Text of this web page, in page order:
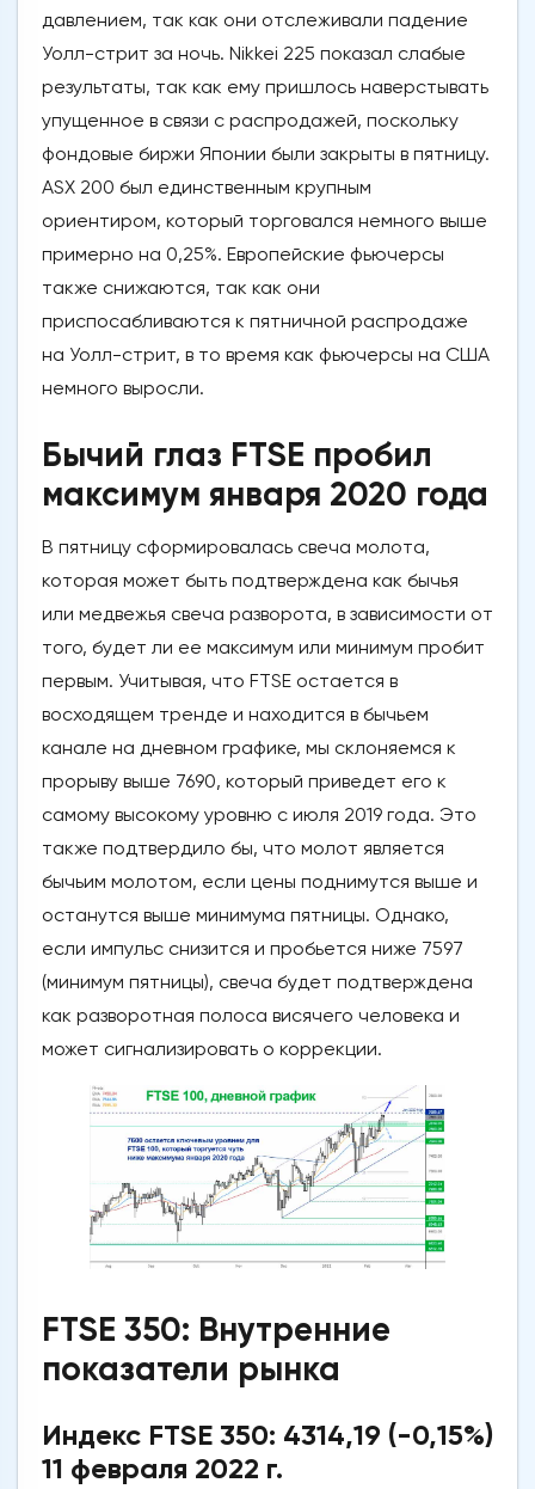
давлением, так как они отслеживали падение
Уолл-стрит за ночь. Nikkei 225 показал слабые
результаты, так как ему пришлось наверстывать
упущенное в связи с распродажей, поскольку
фондовые биржи Японии были закрыты в пятницу.
ASX 200 был единственным крупным
ориентиром, который торговался немного выше
примерно на 0,25%. Европейские фьючерсы
также снижаются, так как они
приспосабливаются к пятничной распродаже
на Уолл-стрит, в то время как фьючерсы на США
немного выросли.
Бычий глаз FTSE пробил
максимум января 2020 года
В пятницу сформировалась свеча молота,
которая может быть подтверждена как бычья
или медвежья свеча разворота, в зависимости от
того, будет ли ее максимум или минимум пробит
первым. Учитывая, что FTSE остается в
восходящем тренде и находится в бычьем
канале на дневном графике, мы склоняемся к
прорыву выше 7690, который приведет его к
самому высокому уровню с июля 2019 года. Это
также подтвердило бы, что молот является
бычьим молотом, если цены поднимутся выше и
останутся выше минимума пятницы. Однако,
если импульс снизится и пробьется ниже 7597
(минимум пятницы), свеча будет подтверждена
как разворотная полоса висячего человека и
может сигнализировать о коррекции.
FTSE 350: Внутренние
показатели рынка
Индекс FTSE 350: 4314,19 (-0,15%)
11 февраля 2022 г.